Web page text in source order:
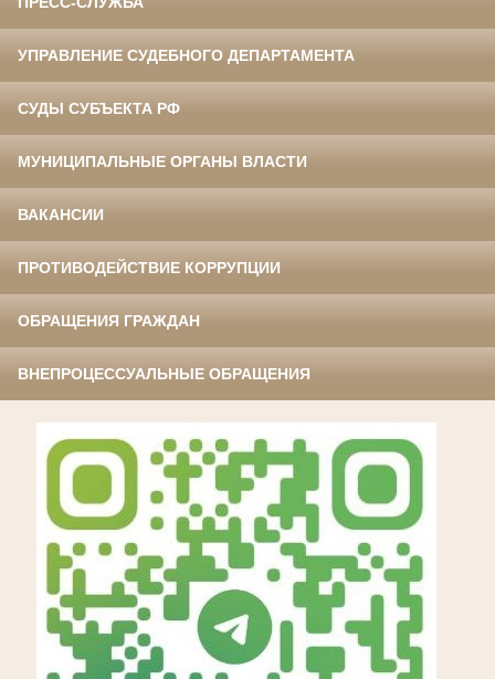
УПРАВЛЕНИЕ СУДЕБНОГО ДЕПАРТАМЕНТА
СУДЫ СУБЪЕКТА РФ
МУНИЦИПАЛЬНЫЕ ОРГАНЫ ВЛАСТИ
ВАКАНСИИ
ПРОТИВОДЕЙСТВИЕ КОРРУПЦИИ
ОБРАЩЕНИЯ ГРАЖДАН
ВНЕПРОЦЕССУАЛЬНЫЕ ОБРАЩЕНИЯ